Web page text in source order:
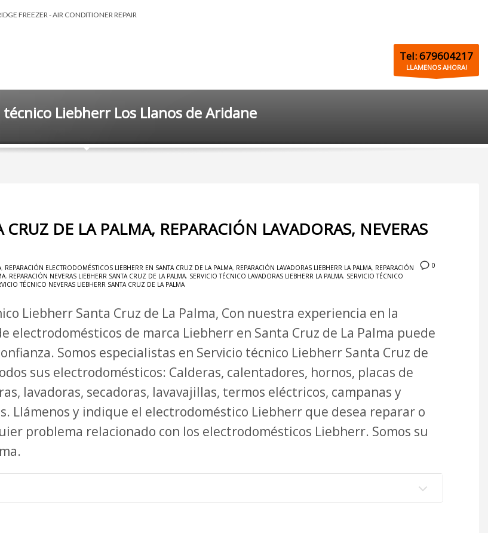
FREEZER - AIR CONDITIONER REPAIR
Tel: 679604217
LLAMENOS AHORA!
Liebherr Los Llanos de Aridane
DE LA PALMA, REPARACIÓN LAVADORAS, NEVERAS
0
, REPARACIÓN ELECTRODOMÉSTICOS LIEBHERR EN SANTA CRUZ DE LA PALMA, REPARACIÓN LAVADORAS LIEBHERR LA PALMA, REPARACIÓN
, REPARACIÓN NEVERAS LIEBHERR SANTA CRUZ DE LA PALMA, SERVICIO TÉCNICO LAVADORAS LIEBHERR LA PALMA, SERVICIO TÉCNICO
TÉCNICO NEVERAS LIEBHERR SANTA CRUZ DE LA PALMA
Liebherr Santa Cruz de La Palma, Con nuestra experiencia en la
electrodomésticos de marca Liebherr en Santa Cruz de La Palma puede
Somos especialistas en Servicio técnico Liebherr Santa Cruz de
sus electrodomésticos: Calderas, calentadores, hornos, placas de
lavadoras, secadoras, lavavajillas, termos eléctricos, campanas y
Llámenos y indique el electrodoméstico Liebherr que desea reparar o
problema relacionado con los electrodomésticos Liebherr. Somos su